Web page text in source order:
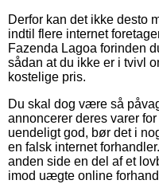
Derfor kan det ikke desto
indtil flere internet
Fazenda Lagoa forinden
sådan at du ikke er i tvivl
kostelige pris.
Du skal dog være så
annoncerer deres varer
uendeligt god, bør det i
en falsk internet
anden side en del af et
imod uægte online